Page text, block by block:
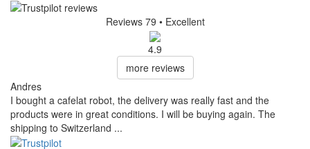
Reviews 79 • Excellent
4.9
more reviews
Andres
I bought a cafelat robot, the delivery was really fast and the
products were in great conditions. I will be buying again. The
shipping to Switzerland ...